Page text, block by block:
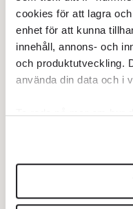
cookies för att lagra
enhet för att kunna
innehåll, annons- och
och produktutveckling.
använda din data och i
Ta reda på mer om hur
Du kan ändra eller dra
helst från cookie-
Vi använder
partier utan egen
urholkar det
Annorlunda
blivit karriärstegar
utnämningen av